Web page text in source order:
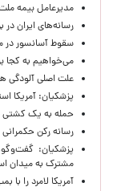
مدیرعامل بیمه
رسانه‌های ایران در
سقوط آسانسور در میدان
می‌خواهیم به کجا
علت اصلی آلودگی
پزشکیان: آمریکا
حمله به یک کشتی
رسانه رکن
پزشکیان:
مشترک به میدان
آمریکا لامرد را